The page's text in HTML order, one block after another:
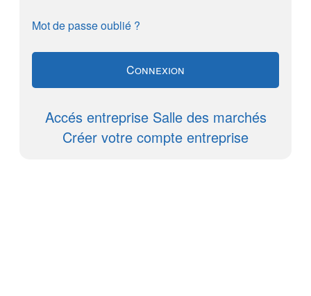
Mot de passe oublié ?
Accés entreprise Salle des marchés
Créer votre compte entreprise